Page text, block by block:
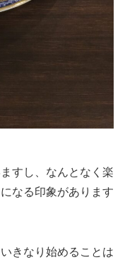
すし、なんとなく楽
なる印象があります
きなり始めることは